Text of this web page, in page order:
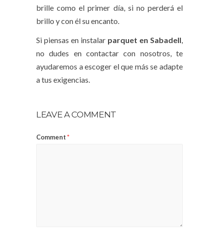
brille como el primer día, si no perderá el
brillo y con él su encanto.
Si piensas en instalar parquet en Sabadell,
no dudes en contactar con nosotros, te
ayudaremos a escoger el que más se adapte
a tus exigencias.
LEAVE A COMMENT
Comment*